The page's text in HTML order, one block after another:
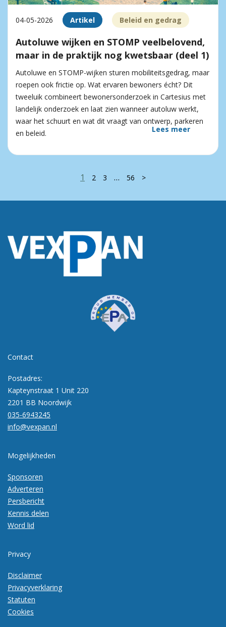
04-05-2026 Artikel Beleid en gedrag
Autoluwe wijken en STOMP veelbelovend,
maar in de praktijk nog kwetsbaar (deel 1)
Autoluwe en STOMP-wijken sturen mobiliteitsgedrag, maar
roepen ook frictie op. Wat ervaren bewoners écht? Dit
tweeluik combineert bewonersonderzoek in Cartesius met
landelijk onderzoek en laat zien wanneer autoluw werkt,
waar het schuurt en wat dit vraagt van ontwerp, parkeren
en beleid.
Lees meer
1 2 3 … 56 >
Contact
Postadres:
Kapteynstraat 1 Unit 220
2201 BB Noordwijk
035-6943245
info@vexpan.nl
Mogelijkheden
Sponsoren
Adverteren
Persbericht
Kennis delen
Word lid
Privacy
Disclaimer
Privacyverklaring
Statuten
Cookies